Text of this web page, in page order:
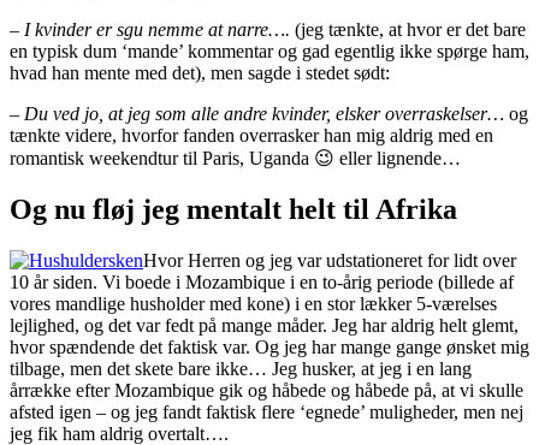
– I kvinder er sgu nemme at narre…. (jeg tænkte, at hvor er det bare
en typisk dum ‘mande’ kommentar og gad egentlig ikke spørge ham,
hvad han mente med det), men sagde i stedet sødt:
– Du ved jo, at jeg som alle andre kvinder, elsker overraskelser… og
tænkte videre, hvorfor fanden overrasker han mig aldrig med en
romantisk weekendtur til Paris, Uganda 😉 eller lignende…
Og nu fløj jeg mentalt helt til Afrika
Hvor Herren og jeg var udstationeret for lidt over
10 år siden. Vi boede i Mozambique i en to-årig periode (billede af
vores mandlige husholder med kone) i en stor lækker 5-værelses
lejlighed, og det var fedt på mange måder. Jeg har aldrig helt glemt,
hvor spændende det faktisk var. Og jeg har mange gange ønsket mig
tilbage, men det skete bare ikke… Jeg husker, at jeg i en lang
årrække efter Mozambique gik og håbede og håbede på, at vi skulle
afsted igen – og jeg fandt faktisk flere ‘egnede’ muligheder, men nej
jeg fik ham aldrig overtalt….